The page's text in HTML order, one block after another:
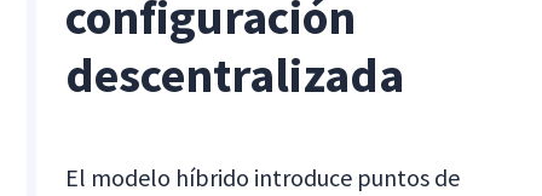
configuración
descentralizada
El modelo híbrido introduce puntos de